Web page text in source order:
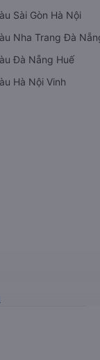
Sài Gòn Hà Nội
Nha Trang Đà
Đà Nẵng Huế
Hà Nội Vinh